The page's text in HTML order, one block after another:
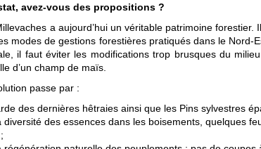
avez-vous des propositions ?
a aujourd’hui un véritable patrimoine
modes de gestions forestières pratiqués dans le
il faut éviter les modifications trop brusques du
d’un champ de maïs.
passe par :
des dernières hêtraies ainsi que les Pins sylvestres
diversité des essences dans les boisements, quelques